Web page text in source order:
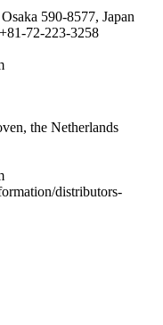
590-8577, Japan
72-223-3258
the Netherlands
distributors-